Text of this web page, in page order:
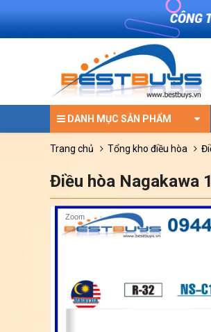
DANH MỤC SẢN PHẨM
trang chủ tổng kho điều hòa
Điều hòa Nagakawa
Zoom